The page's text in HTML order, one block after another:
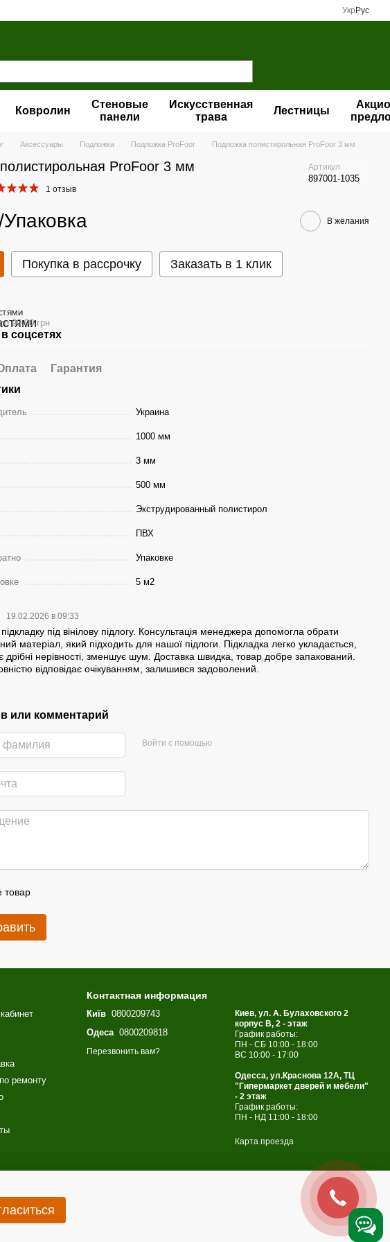
Укр Рус
Ковролин
Стеновые
панели
Искусственная
трава
Лестницы
Аксессуары Подложка Подложка ProFoor Подложка полистирольная ProFoor 3 мм
ProFoor 3 мм Артикул
897001-1035
1 отзыв
В желания
Покупка в рассрочку Заказать в 1 клик
99.00 грн
соцсетях
Гарантия
Украина
1000 мм
3 мм
500 мм
Экструдированный полистирол
ПВХ
Упаковке
5 м2
19.02.2026 в 09:33
під вінілову підлогу. Консультація менеджера допомогла обрати
матеріал, який підходить для нашої підлоги. Підкладка легко укладається,
дрібні нерівності, зменшує шум. Доставка швидка, товар добре запакований.
відповідає очікуванням, залишився задоволений.
или комментарий
Войти с помощью
товар
ремонту
Контактная информация
Київ 0800209743
Одеса0800209818
Перезвонить вам?
Киев, ул. А. Булаховского 2
корпус B, 2 - этаж
График работы:
ПН - СБ 10:00 - 18:00
ВС 10:00 - 17:00
Одесса, ул.Краснова 12А, ТЦ
"Гипермаркет дверей и мебели"
- 2 этаж
График работы:
ПН - НД 11:00 - 18:00
Карта проезда